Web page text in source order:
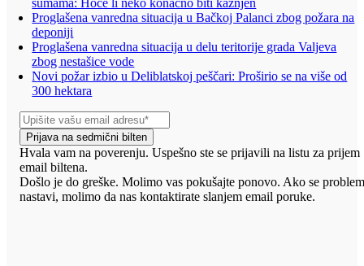
šumama: Hoće li neko konačno biti kažnjen
Proglašena vanredna situacija u Bačkoj Palanci zbog požara na
deponiji
Proglašena vanredna situacija u delu teritorije grada Valjeva
zbog nestašice vode
Novi požar izbio u Deliblatskoj peščari: Proširio se na više od
300 hektara
Prijava na sedmični bilten
Hvala vam na poverenju. Uspešno ste se prijavili na listu za prijem
email biltena.
Došlo je do greške. Molimo vas pokušajte ponovo. Ako se
nastavi, molimo da nas kontaktirate slanjem email poruke.